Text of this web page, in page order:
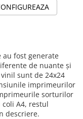
fost generate
de nuante și
sunt de 24x24
imprimeurilor
sorturilor
A4, restul
descriere.